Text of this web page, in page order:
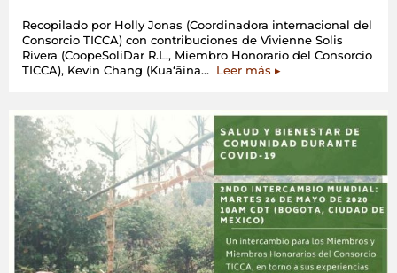
Recopilado por Holly Jonas (Coordinadora internacional del
Consorcio TICCA) con contribuciones de Vivienne Solis
Rivera (CoopeSoliDar R.L., Miembro Honorario del Consorcio
TICCA), Kevin Chang (Kuaʻāina… Leer más «Celebrando
Indígenas
y
de
la
Comunidad
al
Día
de
los
Océanos»
▸